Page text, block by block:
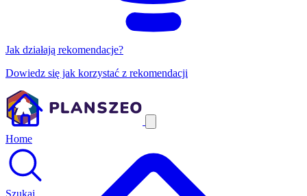
Jak działają rekomendacje?
Dowiedz się jak korzystać z rekomendacji
Home
Szukaj